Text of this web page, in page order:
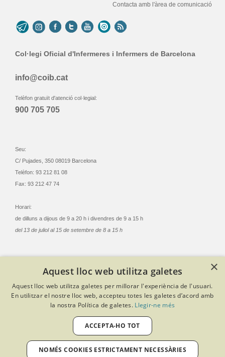
Contacta amb l'àrea de comunicació
Col·legi Oficial d'Infermeres i Infermers de Barcelona
info@coib.cat
Telèfon gratuït d'atenció col·legial:
900 705 705
Seu:
C/ Pujades, 350 08019 Barcelona
Telèfon: 93 212 81 08
Fax: 93 212 47 74
Horari:
de dilluns a dijous de 9 a 20 h i divendres de 9 a 15 h
del 13 de juliol al 15 de setembre de 8 a 15 h
© Col·legi Oficial Infermeres i Infermers de Barcelona
Criteris de privacitat
Política de cookies
Avís legal
Política de protecció de dades
Política de qualitat
Desenvolupat amb Softeng Portal Builder
×
Aquest lloc web utilitza galetes
Aquest lloc web utilitza galetes per millorar l'experiència de l'usuari.
En utilitzar el nostre lloc web, accepteu totes les galetes d’acord amb
la nostra Política de galetes. Llegir-ne més
ACCEPTA-HO TOT
NOMÉS COOKIES ESTRICTAMENT NECESSÀRIES